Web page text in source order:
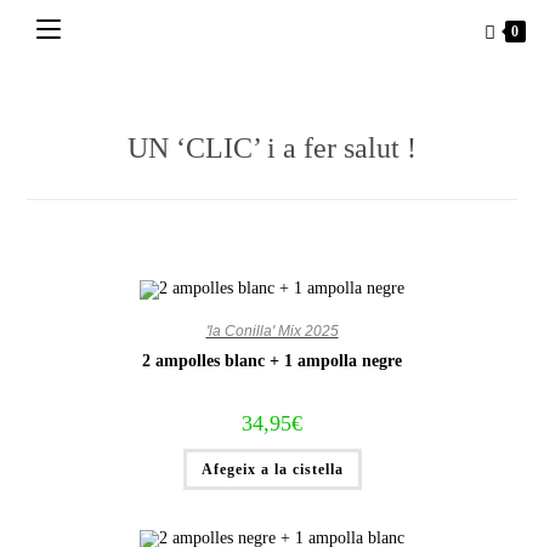
0
UN ‘CLIC’ i a fer salut !
'la Conilla' Mix 2025
2 ampolles blanc + 1 ampolla negre
34,95€
Afegeix a la cistella